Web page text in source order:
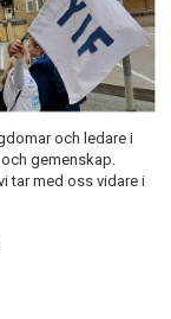
och ledare i
gemenskap.
tar med oss vidare i